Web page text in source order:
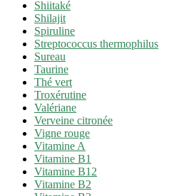
Shiitaké
Shilajit
Spiruline
Streptococcus thermophilus
Sureau
Taurine
Thé vert
Troxérutine
Valériane
Verveine citronée
Vigne rouge
Vitamine A
Vitamine B1
Vitamine B12
Vitamine B2